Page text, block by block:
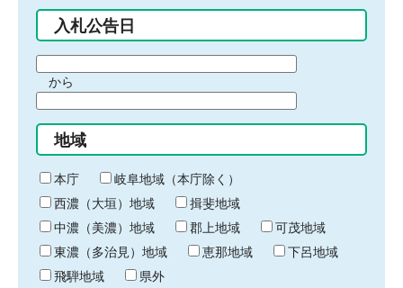
入札公告日
間
始
り
から
間
終
わ
り
地域
本庁
岐阜地域（本庁除く）
西濃（大垣）地域
揖斐地域
中濃（美濃）地域
郡上地域
可茂地域
東濃（多治見）地域
恵那地域
下呂地域
飛騨地域
県外